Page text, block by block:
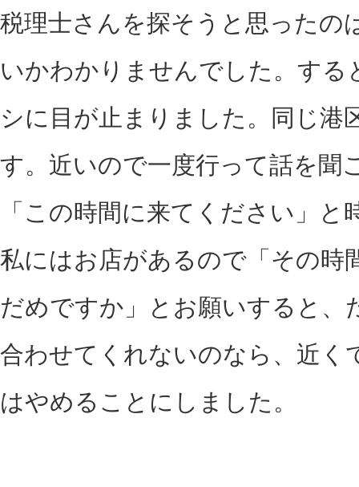
税理士さんを探そうと思ったの
いかわかりませんでした。する
シに目が止まりました。同じ港
す。近いので一度行って話を聞
「この時間に来てください」
私にはお店があるので「その時
だめですか」とお願いすると、
合わせてくれないのなら、近く
はやめることにしました。